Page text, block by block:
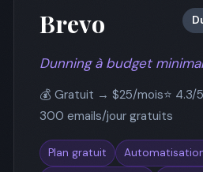
Brevo
Dunning à budget minimal
💰 Gratuit → $25/mois⭐ 4.3/5
300 emails/jour gratuits
Plan gratuit